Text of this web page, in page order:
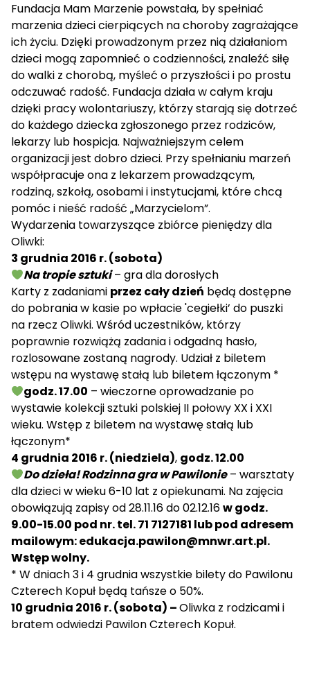
Fundacja Mam Marzenie powstała, by spełniać
marzenia dzieci cierpiących na choroby zagrażające
ich życiu. Dzięki prowadzonym przez nią działaniom
dzieci mogą zapomnieć o codzienności, znaleźć siłę
do walki z chorobą, myśleć o przyszłości i po prostu
odczuwać radość. Fundacja działa w całym kraju
dzięki pracy wolontariuszy, którzy starają się dotrzeć
do każdego dziecka zgłoszonego przez rodziców,
lekarzy lub hospicja. Najważniejszym celem
organizacji jest dobro dzieci. Przy spełnianiu marzeń
współpracuje ona z lekarzem prowadzącym,
rodziną, szkołą, osobami i instytucjami, które chcą
pomóc i nieść radość „Marzycielom”.
Wydarzenia towarzyszące zbiórce pieniędzy dla
Oliwki:
3 grudnia 2016 r. (sobota)
Na tropie sztuki– gra dla dorosłych
Karty z zadaniami przez cały dzień będą dostępne
do pobrania w kasie po wpłacie 'cegiełki’ do puszki
na rzecz Oliwki. Wśród uczestników, którzy
poprawnie rozwiążą zadania i odgadną hasło,
rozlosowane zostaną nagrody. Udział z biletem
wstępu na wystawę stałą lub biletem łączonym *
godz. 17.00 – wieczorne oprowadzanie po
wystawie kolekcji sztuki polskiej II połowy XX i XXI
wieku. Wstęp z biletem na wystawę stałą lub
łączonym*
4 grudnia 2016 r. (niedziela), godz. 12.00
Do dzieła! Rodzinna gra w Pawilonie– warsztaty
dla dzieci w wieku 6-10 lat z opiekunami. Na zajęcia
obowiązują zapisy od 28.11.16 do 02.12.16w godz.
9.00-15.00 pod nr. tel. 71 7127181 lub pod adresem
mailowym: edukacja.pawilon@mnwr.art.pl.
Wstęp wolny.
* W dniach 3 i 4 grudnia wszystkie bilety do Pawilonu
Czterech Kopuł będą tańsze o 50%.
10 grudnia 2016 r. (sobota) –Oliwka z rodzicami i
bratem odwiedzi Pawilon Czterech Kopuł.